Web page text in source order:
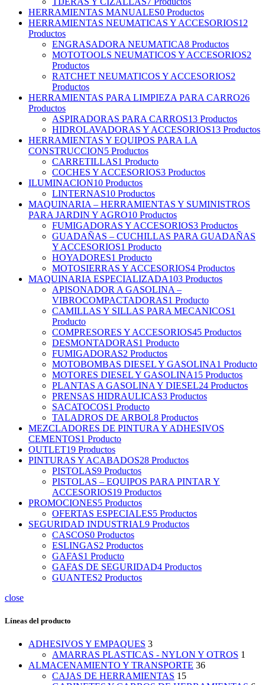
HERRAMIENTAS MANUALES0 Productos
HERRAMIENTAS NEUMATICAS Y ACCESORIOS12
Productos
ENGRASADORA NEUMATICA8 Productos
MOTOTOOLS NEUMATICOS Y ACCESORIOS2
Productos
RATCHET NEUMATICOS Y ACCESORIOS2
Productos
HERRAMIENTAS PARA LIMPIEZA PARA CARRO26
Productos
ASPIRADORAS PARA CARROS13 Productos
HIDROLAVADORAS Y ACCESORIOS13 Productos
HERRAMIENTAS Y EQUIPOS PARA LA
CONSTRUCCION5 Productos
CARRETILLAS1 Producto
COCHES Y ACCESORIOS3 Productos
ILUMINACION10 Productos
LINTERNAS10 Productos
MAQUINARIA – HERRAMIENTAS Y SUMINISTROS
PARA JARDIN Y AGRO10 Productos
FUMIGADORAS Y ACCESORIOS3 Productos
GUADAÑAS – CUCHILLAS PARA GUADAÑAS
Y ACCESORIOS1 Producto
HOYADORES1 Producto
MOTOSIERRAS Y ACCESORIOS4 Productos
MAQUINARIA ESPECIALIZADA103 Productos
APISONADOR A GASOLINA –
VIBROCOMPACTADORAS1 Producto
CAMILLAS Y SILLAS PARA MECANICOS1
Producto
COMPRESORES Y ACCESORIOS45 Productos
DESMONTADORAS1 Producto
FUMIGADORAS2 Productos
MOTOBOMBAS DIESEL Y GASOLINA1 Producto
MOTORES DIESEL Y GASOLINA15 Productos
PLANTAS A GASOLINA Y DIESEL24 Productos
PRENSAS HIDRAULICAS3 Productos
SACATOCOS1 Producto
TALADROS DE ARBOL8 Productos
MEZCLADORES DE PINTURA Y ADHESIVOS
CEMENTOS1 Producto
OUTLET19 Productos
PINTURAS Y ACABADOS28 Productos
PISTOLAS9 Productos
PISTOLAS – EQUIPOS PARA PINTAR Y
ACCESORIOS19 Productos
PROMOCIONES5 Productos
OFERTAS ESPECIALES5 Productos
SEGURIDAD INDUSTRIAL9 Productos
CASCOS0 Productos
ESLINGAS2 Productos
GAFAS1 Producto
GAFAS DE SEGURIDAD4 Productos
GUANTES2 Productos
close
Líneas del producto
ADHESIVOS Y EMPAQUES 3
AMARRAS PLASTICAS - NYLON Y OTROS 1
ALMACENAMIENTO Y TRANSPORTE 36
CAJAS DE HERRAMIENTAS 15